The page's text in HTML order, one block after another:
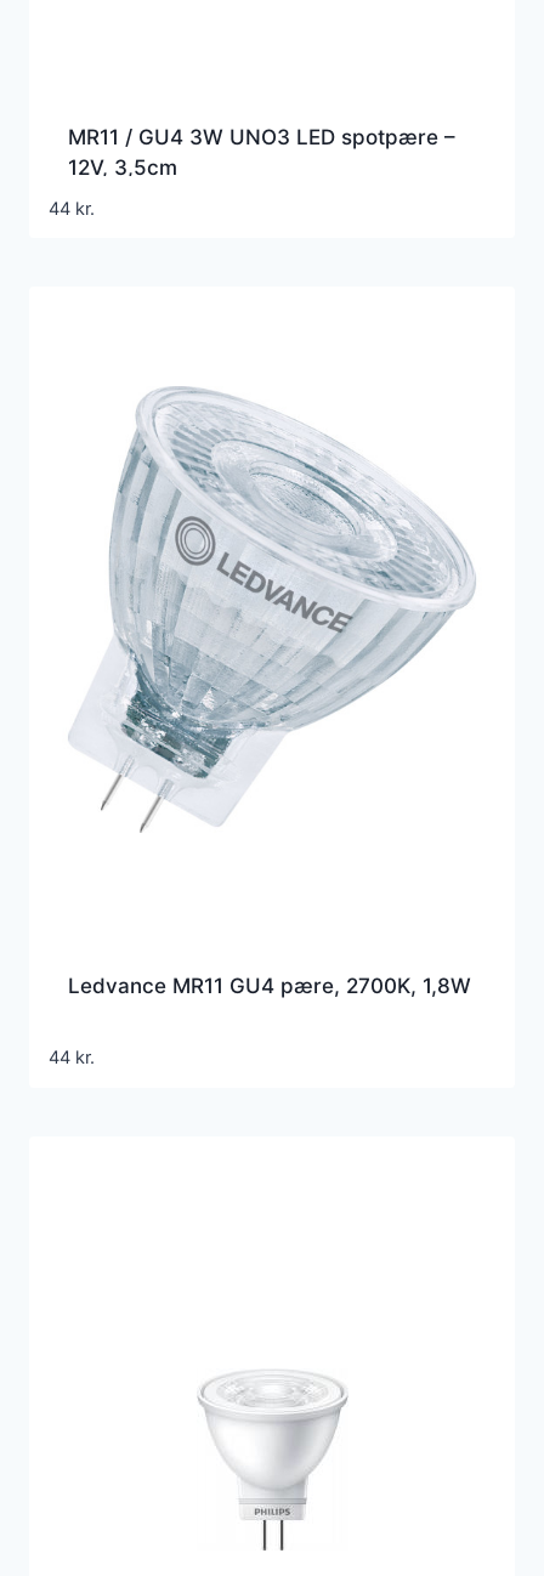
MR11 / GU4 3W UNO3 LED spotpære –
12V, 3,5cm
44 kr.
Ledvance MR11 GU4 pære, 2700K, 1,8W
44 kr.